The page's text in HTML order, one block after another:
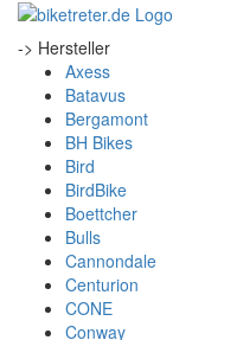
-> Hersteller
Axess
Batavus
Bergamont
BH Bikes
Bird
BirdBike
Boettcher
Bulls
Cannondale
Centurion
CONE
Conway